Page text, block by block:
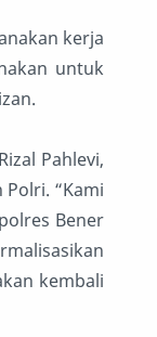
kerja
untuk
Pahlevi,
“Kami
Bener
kembali